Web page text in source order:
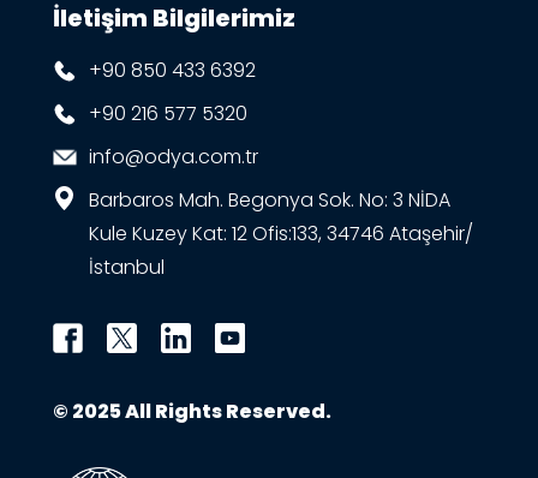
İletişim Bilgilerimiz
+90 850 433 6392
+90 216 577 5320
info@odya.com.tr
Barbaros Mah. Begonya Sok. No: 3 NİDA
Kule Kuzey Kat: 12 Ofis:133, 34746 Ataşehir/
İstanbul
© 2025 All Rights Reserved.